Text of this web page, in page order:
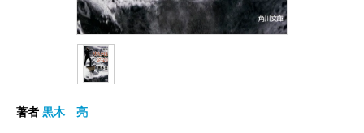
著者 黒木 亮